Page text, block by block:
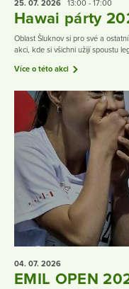
25. 07. 2026 13:00 - 17:00
Hawai párty
Oblast Šluknov si pro své a
akci, kde si všichni užijí spoustu
Více o této akci
04. 07. 2026
EMIL OPEN